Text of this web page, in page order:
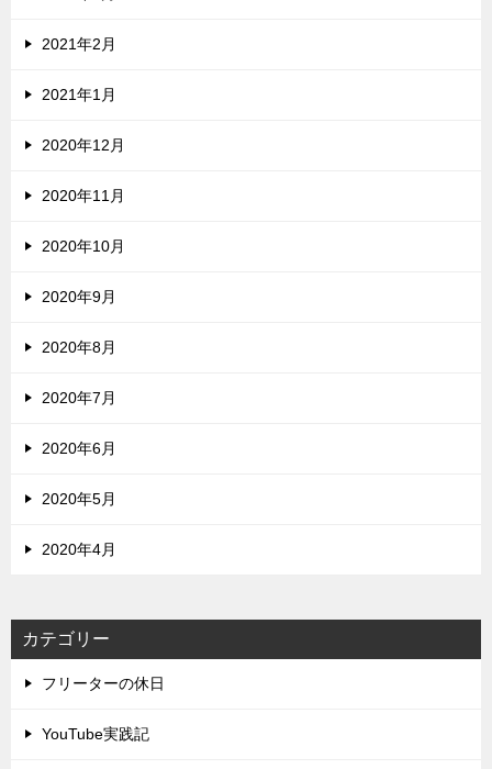
2021年2月
2021年1月
2020年12月
2020年11月
2020年10月
2020年9月
2020年8月
2020年7月
2020年6月
2020年5月
2020年4月
カテゴリー
フリーターの休日
YouTube実践記